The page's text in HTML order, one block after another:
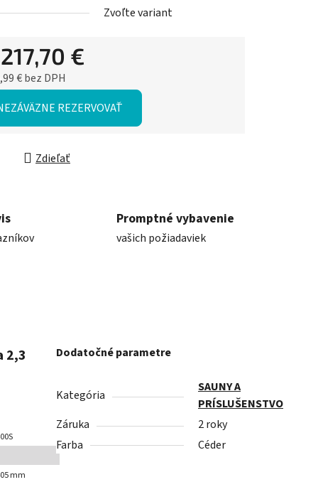
Zvoľte variant
217,70 €
€bez DPH
cena: REZERVOVAŤ
Zdieľať
Promptné vybavenie
vašich požiadaviek
2,3
mm
Dodatočné parametre
Kategória
SAUNY A
PRÍSLUŠENSTVO
Záruka
2 roky
Farba
Céder